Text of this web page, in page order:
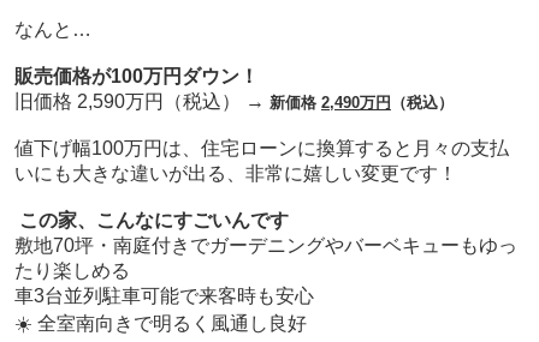
なんと…
販売価格が100万円ダウン！
旧価格 2,590万円（税込） → 新価格 2,490万円 （税込）
値下げ幅100万円は、住宅ローンに換算すると月々の支払
いにも大きな違いが出る、非常に嬉しい変更です！
この家、こんなにすごいんです
敷地70坪・南庭付きでガーデニングやバーベキューもゆっ
たり楽しめる
車3台並列駐車可能で来客時も安心
☀️ 全室南向きで明るく風通し良好